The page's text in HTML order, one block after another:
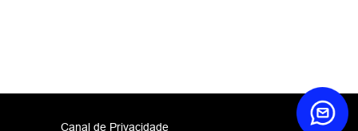
Canal de Privacidade